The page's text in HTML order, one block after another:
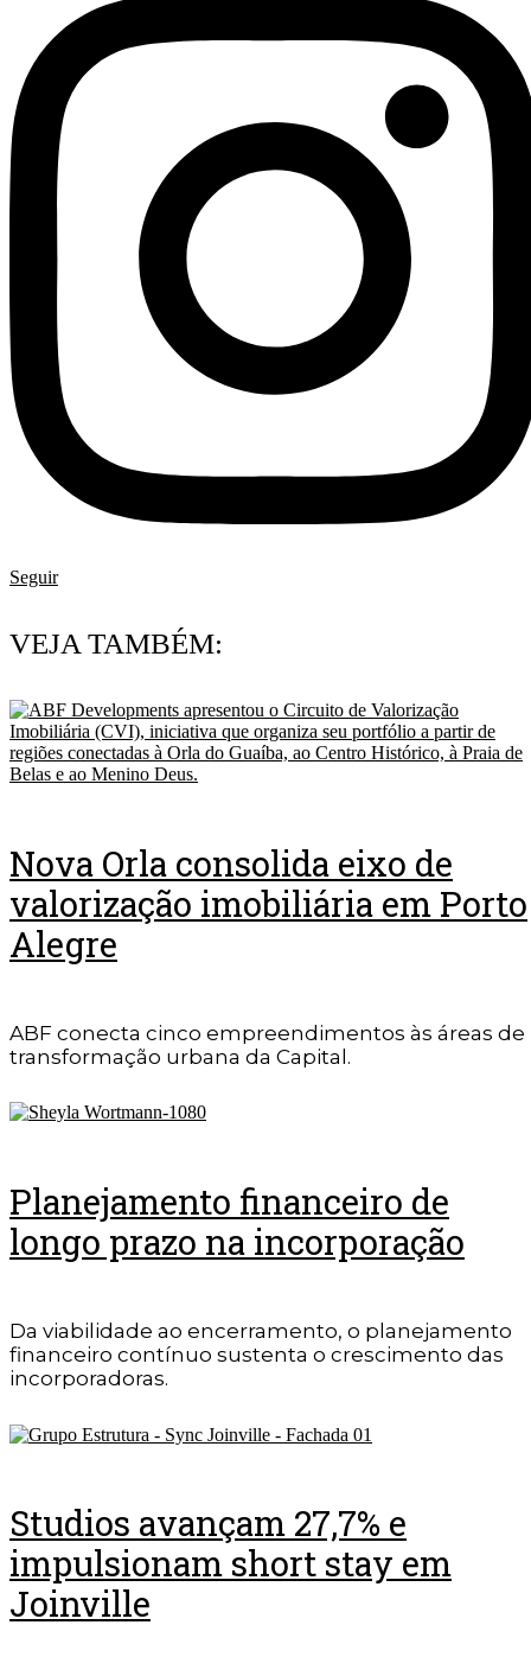
Seguir
VEJA TAMBÉM:
Nova Orla consolida eixo de
valorização imobiliária em Porto
Alegre
ABF conecta cinco empreendimentos às áreas de
transformação urbana da Capital.
Planejamento financeiro de
longo prazo na incorporação
Da viabilidade ao encerramento, o planejamento
financeiro contínuo sustenta o crescimento das
incorporadoras.
Studios avançam 27,7% e
impulsionam short stay em
Joinville